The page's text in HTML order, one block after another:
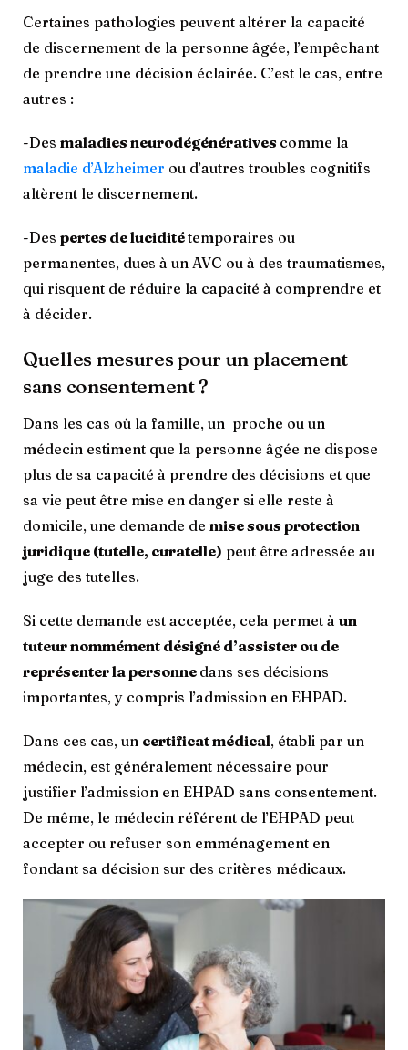
Certaines pathologies peuvent altérer la capacité
de discernement de la personne âgée, l’empêchant
de prendre une décision éclairée. C’est le cas, entre
autres :
-Des maladies neurodégénératives comme la
maladie d’Alzheimer ou d’autres troubles cognitifs
altèrent le discernement.
-Des pertes de luciditétemporaires ou
permanentes, dues à un AVC ou à des traumatismes,
qui risquent de réduire la capacité à comprendre et
à décider.
Quelles mesures pour un placement
sans consentement ?
Dans les cas où la famille, un proche ou un
médecin estiment que la personne âgée ne dispose
plus de sa capacité à prendre des décisions et que
sa vie peut être mise en danger si elle reste à
domicile, une demande de mise sous protection
juridique (tutelle, curatelle) peut être adressée au
juge des tutelles.
Si cette demande est acceptée, cela permet à un
tuteur nommément désigné d’assister ou de
représenter la personne dans ses décisions
importantes, y compris l’admission en EHPAD.
Dans ces cas, un certificat médical, établi par un
médecin, est généralement nécessaire pour
justifier l’admission en EHPAD sans consentement.
De même, le médecin référent de l’EHPAD peut
accepter ou refuser son emménagement en
fondant sa décision sur des critères médicaux.